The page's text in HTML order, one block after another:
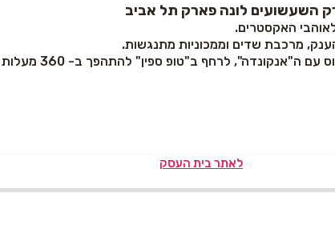
השעשועים לונה פארק תל אביב
האקסטרים.
מרכבת שדים וממכוניות מתנגשות.
להתהפך ב- 360 מעלות עם ה"דה קינג" ולגעת בעננים ב"סטאר פלייר".
לאתר בית העסק